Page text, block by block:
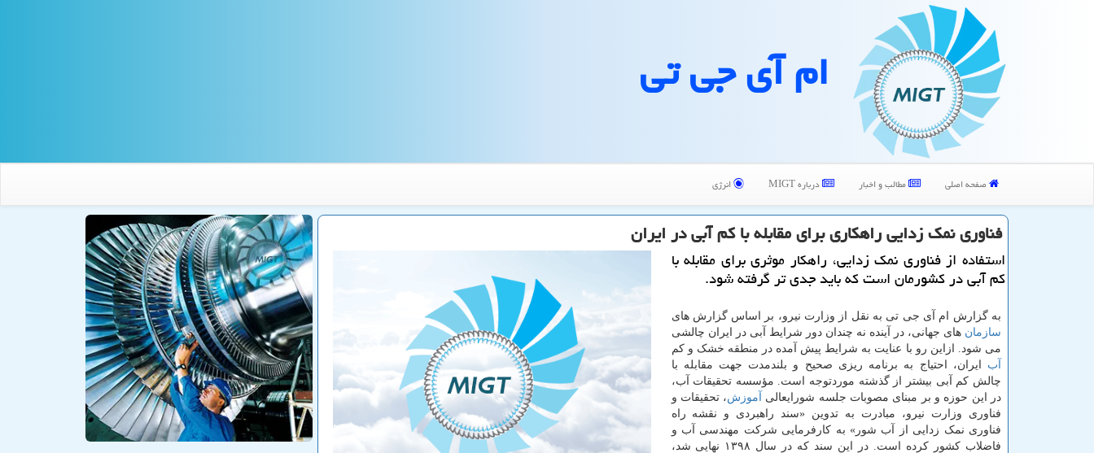
ام آی جی تی
صفحه اصلی مطالب و اخبار درباره MIGT انرژی
فناوری نمك زدایی راهكاری برای مقابله با كم آبی در ایران
استفاده از فناوری نمك زدایی، راهكار موثری برای مقابله با
كم آبی در كشورمان است كه باید جدی تر گرفته شود.
به گزارش ام آی جی تی به نقل از وزارت نیرو، بر اساس گزارش های
سازمان های جهانی، در آینده نه چندان دور شرایط آبی در ایران چالشی
می شود. ازاین رو با عنایت به شرایط پیش آمده در منطقه خشک و کم
آب ایران، احتیاج به برنامه ریزی صحیح و بلندمدت جهت مقابله با
چالش کم آبی بیشتر از گذشته موردتوجه است. مؤسسه تحقیقات آب،
در این حوزه و بر مبنای مصوبات جلسه شورایعالی
آموزش، تحقیقات و
فناوری وزارت نیرو، مبادرت به تدوین «سند راهبردی و نقشه راه
فناوری نمک زدایی از آب شور» به کارفرمایی شرکت مهندسی آب و
فاضلاب کشور کرده است. در این سند که در سال ۱۳۹۸ نهایی شد،